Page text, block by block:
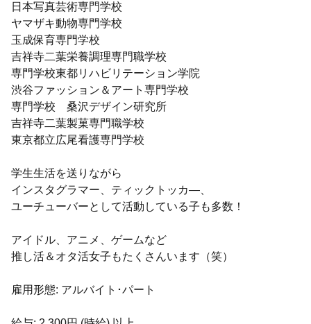
日本写真芸術専門学校
ヤマザキ動物専門学校
玉成保育専門学校
吉祥寺二葉栄養調理専門職学校
専門学校東都リハビリテーション学院
渋谷ファッション＆アート専門学校
専門学校 桑沢デザイン研究所
吉祥寺二葉製菓専門職学校
東京都立広尾看護専門学校
学生生活を送りながら
インスタグラマー、ティックトッカ―、
ユーチューバーとして活動している子も多数！
アイドル、アニメ、ゲームなど
推し活＆オタ活女子もたくさんいます（笑）
雇用形態: アルバイト･パート